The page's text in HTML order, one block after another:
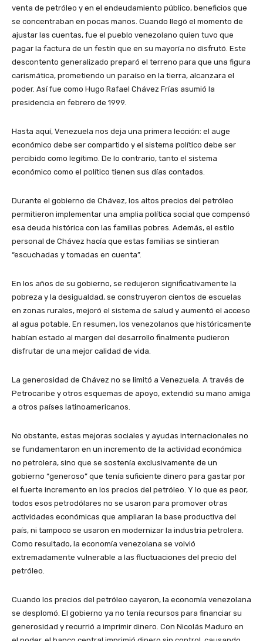
venta de petróleo y en el endeudamiento público, beneficios que
se concentraban en pocas manos. Cuando llegó el momento de
ajustar las cuentas, fue el pueblo venezolano quien tuvo que
pagar la factura de un festín que en su mayoría no disfrutó. Este
descontento generalizado preparó el terreno para que una figura
carismática, prometiendo un paraíso en la tierra, alcanzara el
poder. Así fue como Hugo Rafael Chávez Frías asumió la
presidencia en febrero de 1999.
Hasta aquí, Venezuela nos deja una primera lección: el auge
económico debe ser compartido y el sistema político debe ser
percibido como legítimo. De lo contrario, tanto el sistema
económico como el político tienen sus días contados.
Durante el gobierno de Chávez, los altos precios del petróleo
permitieron implementar una amplia política social que compensó
esa deuda histórica con las familias pobres. Además, el estilo
personal de Chávez hacía que estas familias se sintieran
“escuchadas y tomadas en cuenta”.
En los años de su gobierno, se redujeron significativamente la
pobreza y la desigualdad, se construyeron cientos de escuelas
en zonas rurales, mejoró el sistema de salud y aumentó el acceso
al agua potable. En resumen, los venezolanos que históricamente
habían estado al margen del desarrollo finalmente pudieron
disfrutar de una mejor calidad de vida.
La generosidad de Chávez no se limitó a Venezuela. A través de
Petrocaribe y otros esquemas de apoyo, extendió su mano amiga
a otros países latinoamericanos.
No obstante, estas mejoras sociales y ayudas internacionales no
se fundamentaron en un incremento de la actividad económica
no petrolera, sino que se sostenía exclusivamente de un
gobierno “generoso” que tenía suficiente dinero para gastar por
el fuerte incremento en los precios del petróleo. Y lo que es peor,
todos esos petrodólares no se usaron para promover otras
actividades económicas que ampliaran la base productiva del
país, ni tampoco se usaron en modernizar la industria petrolera.
Como resultado, la economía venezolana se volvió
extremadamente vulnerable a las fluctuaciones del precio del
petróleo.
Cuando los precios del petróleo cayeron, la economía venezolana
se desplomó. El gobierno ya no tenía recursos para financiar su
generosidad y recurrió a imprimir dinero. Con Nicolás Maduro en